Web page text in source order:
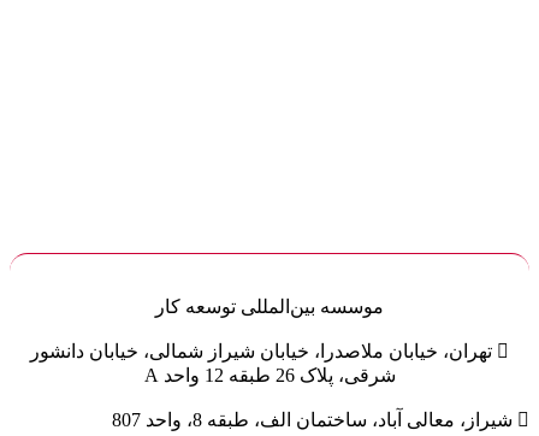
موسسه بین‌المللی توسعه کار
 تهران، خیابان ملاصدرا، خیابان شیراز شمالی، خیابان دانشور
شرقی، پلاک 26 طبقه 12 واحد A
 شیراز، معالی آباد، ساختمان الف، طبقه 8، واحد 807